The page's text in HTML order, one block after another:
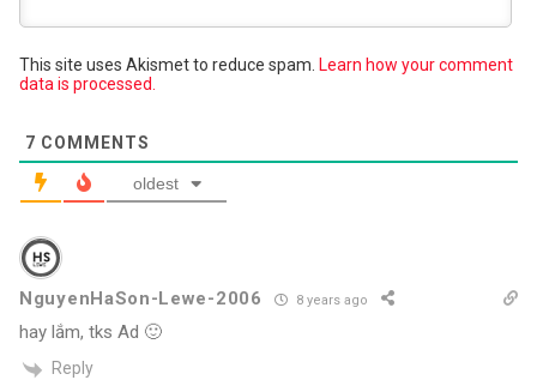
This site uses Akismet to reduce spam. Learn how your comment
data is processed.
7 COMMENTS
oldest
NguyenHaSon-Lewe-2006 8 years ago
hay lắm, tks Ad 🙂
Reply